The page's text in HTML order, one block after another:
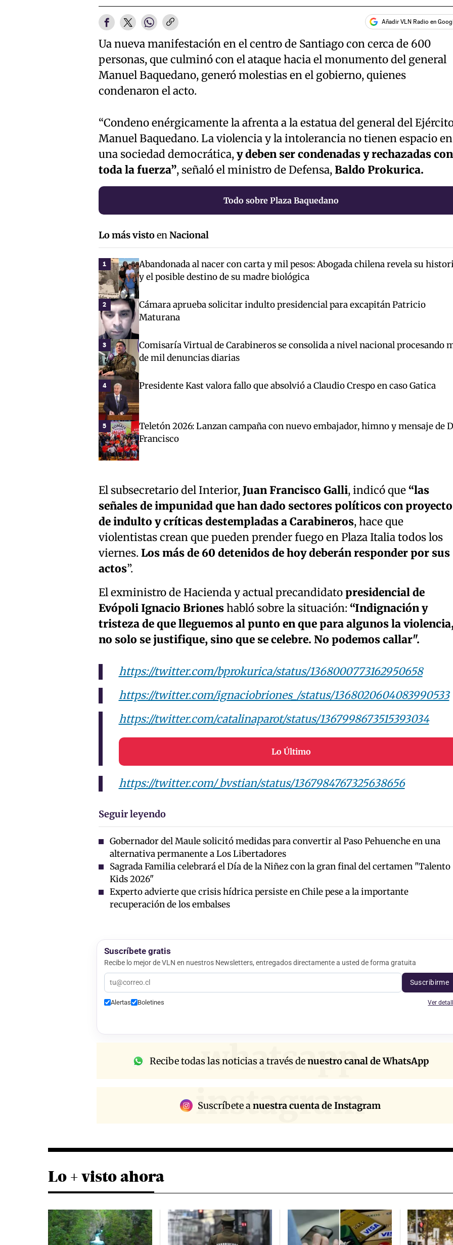
Añadir VLN Radio en
Ua nueva manifestación en el centro de Santiago con cerca de 600
personas, que culminó con el ataque hacia el monumento del general
Manuel Baquedano, generó molestias en el gobierno, quienes
condenaron el acto.
“Condeno enérgicamente la afrenta a la estatua del general del
Manuel Baquedano. La violencia y la intolerancia no tienen espacio en
una sociedad democrática,y deben ser condenadas y rechazadas con
toda la fuerza”, señaló el ministro de Defensa,Baldo Prokurica.
Todo sobre Plaza Baquedano
Lo más vistoenNacional
1
Abandonada al nacer con carta y mil pesos: Abogada chilena revela su
y el posible destino de su madre biológica
2
Cámara aprueba solicitar indulto presidencial para excapitán Patricio
Maturana
3
Comisaría Virtual de Carabineros se consolida a nivel nacional procesando
de mil denuncias diarias
4 Presidente Kast valora fallo que absolvió a Claudio Crespo en caso Gatica
5
Teletón 2026: Lanzan campaña con nuevo embajador, himno y mensaje de
Francisco
El subsecretario del Interior,Juan Francisco Galli, indicó que “las
señales de impunidad que han dado sectores políticos con
de indulto y críticas destempladas a Carabineros, hace que
violentistas crean que pueden prender fuego en Plaza Italia todos los
viernes. Los más de 60 detenidos de hoy deberán responder por sus
actos”.
El exministro de Hacienda y actual precandidatopresidencial de
Evópoli Ignacio Brioneshabló sobre la situación: “Indignación y
tristeza de que lleguemos al punto en que para algunos la
no solo se justifique, sino que se celebre. No podemos callar".
https://twitter.com/bprokurica/status/1368000773162950658
https://twitter.com/ignaciobriones_/status/1368020604083990533
https://twitter.com/catalinaparot/status/1367998673515393034
Lo Último
https://twitter.com/_bvstian/status/1367984767325638656
Seguir leyendo
Gobernador del Maule solicitó medidas para convertir al Paso Pehuenche en una
alternativa permanente a Los Libertadores
Sagrada Familia celebrará el Día de la Niñez con la gran final del certamen "Talento
Kids 2026"
Experto advierte que crisis hídrica persiste en Chile pese a la importante
recuperación de los embalses
Suscríbete gratis
Recibe lo mejor de VLN en nuestros Newsletters, entregados directamente a usted de forma gratuita
Suscribirme
Alertas Boletines Ver
whatsapp
Recibe todas las noticias a través denuestro canal de WhatsApp
instagram
Suscríbete anuestra cuenta de Instagram
Lo + visto ahora